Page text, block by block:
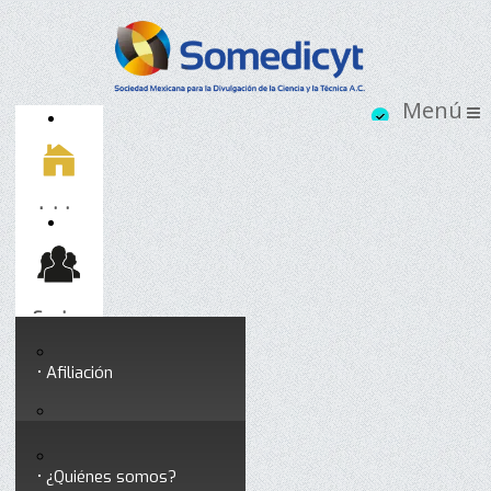
Inicio
Socios
Afiliación
Somedicyt
¿Quiénes somos?